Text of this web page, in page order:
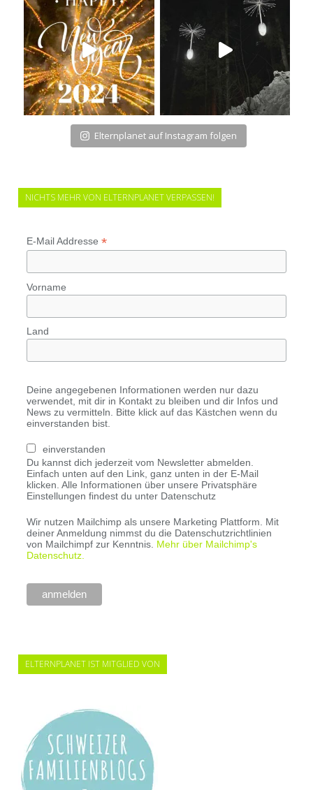
Elternplanet auf Instagram folgen
NICHTS MEHR VON ELTERNPLANET VERPASSEN!
E-Mail Addresse *
Vorname
Land
Deine angegebenen Informationen werden nur dazu
verwendet, mit dir in Kontakt zu bleiben und dir Infos und
News zu vermitteln. Bitte klick auf das Kästchen wenn du
einverstanden bist.
einverstanden
Du kannst dich jederzeit vom Newsletter abmelden.
Einfach unten auf den Link, ganz unten in der E-Mail
klicken. Alle Informationen über unsere Privatsphäre
Einstellungen findest du unter Datenschutz
Wir nutzen Mailchimp als unsere Marketing Plattform. Mit
deiner Anmeldung nimmst du die Datenschutzrichtlinien
von Mailchimpf zur Kenntnis. Mehr über Mailchimp's
Datenschutz.
ELTERNPLANET IST MITGLIED VON